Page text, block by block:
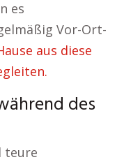
es
Vor-Ort-
aus diese
des
teure